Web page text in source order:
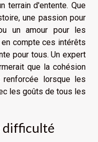
terrain d'entente. Que
une passion pour
un amour pour les
compte ces intérêts
pour tous. Un expert
que la cohésion
lorsque les
les goûts de tous les
difficulté